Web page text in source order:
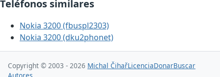
Teléfonos similares
Nokia 3200 (fbuspl2303)
Nokia 3200 (dku2phonet)
Copyright © 2003 - 2026 Michal ČihařLicenciaDonarBuscar